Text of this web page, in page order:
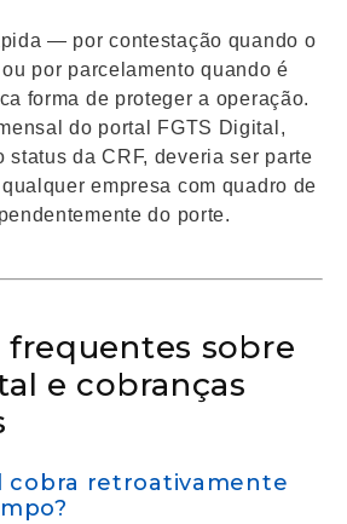
— por contestação quando o
por parcelamento quando é
forma de proteger a operação.
do portal FGTS Digital,
status da CRF, deveria ser parte
empresa com quadro de
do porte.
frequentes sobre
e cobranças
cobra retroativamente